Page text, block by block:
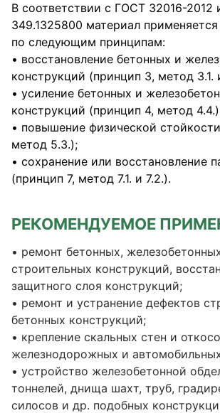
В соответствии с ГОСТ 32016-2012
349.1325800 материал
по следующим принципам:
• восстановление бетонных и
конструкций (принцип 3, метод 3.1.
• усиление бетонных и
конструкций (принцип 4, метод
• повышение физической
метод 5.3.);
• сохранение или восстановление
(принцип 7, метод 7.1. и 7.2.).
РЕКОМЕНДУЕМОЕ
• ремонт бетонных,
строительных конструкций,
защитного слоя конструкций;
• ремонт и устранение дефектов
бетонных конструкций;
• крепление скальных стен и
железнодорожных и
• устройство железобетонной
тоннелей, днища шахт, труб,
силосов и др. подобных